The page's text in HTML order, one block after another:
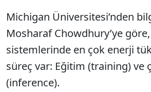
Michigan Üniversitesi’nden
Mosharaf Chowdhury’ye
sistemlerinde en çok enerji
süreç var: Eğitim (training) ve
(inference).